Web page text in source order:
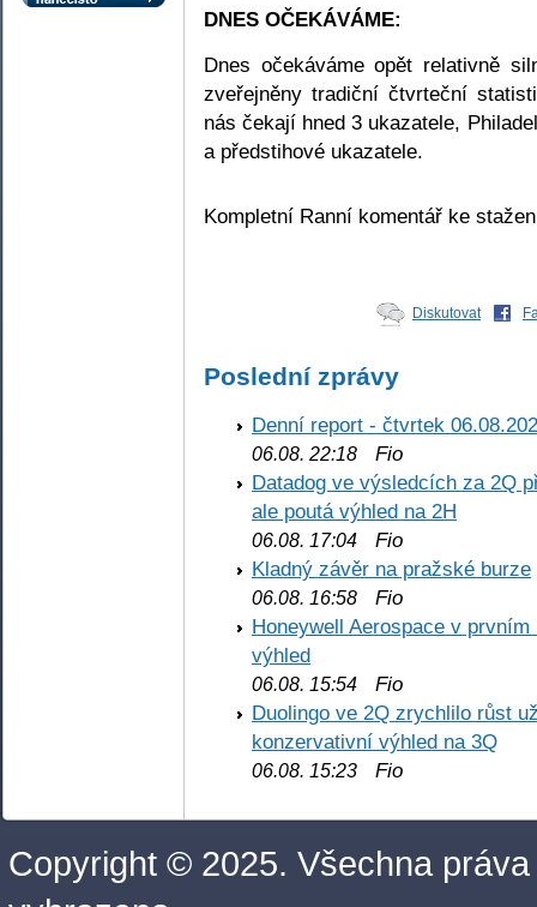
DNES OČEKÁVÁME:
Dnes očekáváme opět relativně
zveřejněny tradiční čtvrteční
nás čekají hned 3 ukazatele,
a předstihové ukazatele.
Kompletní Ranní komentář ke
Diskutovat
Poslední zprávy
Denní report - čtvrtek
06.08. 22:18 Fio
Datadog ve výsledcích za 2Q
ale poutá výhled na 2H
06.08. 17:04 Fio
Kladný závěr na pražské burze
06.08. 16:58 Fio
Honeywell Aerospace v
výhled
06.08. 15:54 Fio
Duolingo ve 2Q zrychlilo růst
konzervativní výhled na 3Q
06.08. 15:23 Fio
Copyright © 2025. Všechna práva